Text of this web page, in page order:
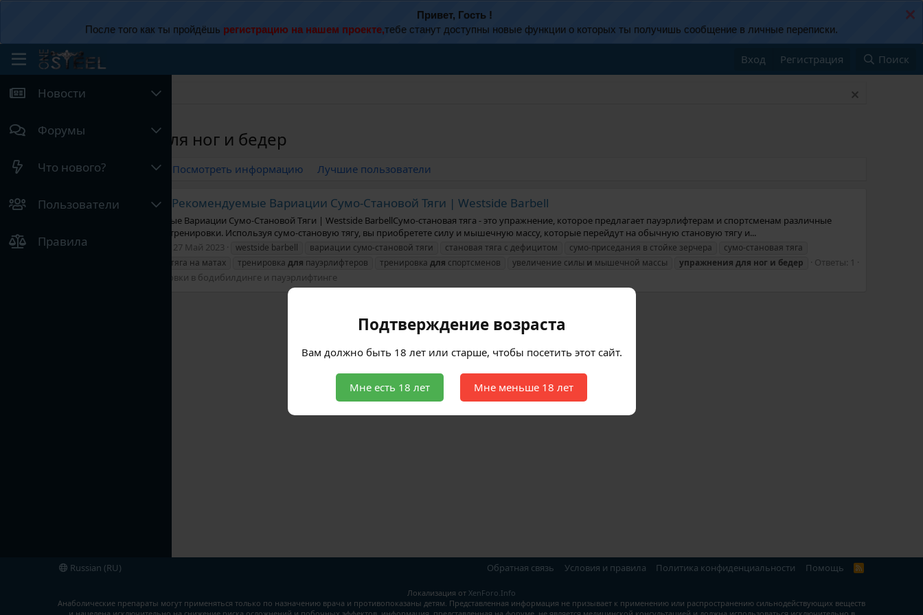
Привет, Гость !
После того как ты пройдёшь регистрацию на нашем проекте,тебе станут доступны новые функции о которых ты получишь сообщение в личные переписки.
Вход Регистрация Поиск
Новости
Форумы
Что нового?
Пользователи
Правила
Подтверждение возраста
Вам должно быть 18 лет или старше, чтобы посетить этот сайт.
Мне есть 18 лет Мне меньше 18 лет
упражнения для ног и бедер
Недавний контент Посмотреть информацию Лучшие пользователи
ТРЕНИНГ 3 Рекомендуемые Вариации Сумо-Становой Тяги | Westside Barbell
3 Рекомендуемые Вариации Сумо-Становой Тяги | Westside BarbellСумо-становая тяга - это упражнение, которое предлагает пауэрлифтерам и спортсменам различные
преимущества тренировки. Используя сумо-становую тягу, вы приобретете силу и мышечную массу, которые перейдут на обычную становую тягу и...
27 Май 2023 westside barbell вариации сумо-становой тяги становая тяга с дефицитом сумо-приседания в стойке зерчера
сумо-становая тяга
сумо-становая тяга на матах
тренировка для пауэрлифтеров тренировка для спортсменов увеличение силы и мышечной массы упражнения для ног и бедер
Ответы: 1
Тренировки в бодибилдинге и пауэрлифтинге
Russian (RU) Обратная связь Условия и правила Политика конфиденциальности Помощь
R
Локализация от XenForo.Info
Анаболические препараты могут применяться только по назначению врача и противопоказаны детям. Представленная информация не призывает к применению или распространению сильнодействующих веществ